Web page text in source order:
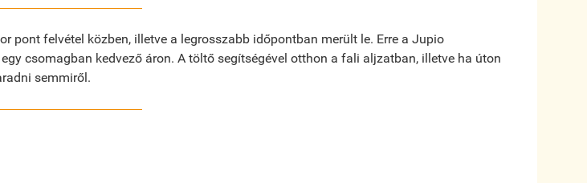
pont felvétel közben, illetve a legrosszabb időpontban merült le. Erre a Jupio
csomagban kedvező áron. A töltő segítségével otthon a fali aljzatban, illetve ha úton
semmiről.